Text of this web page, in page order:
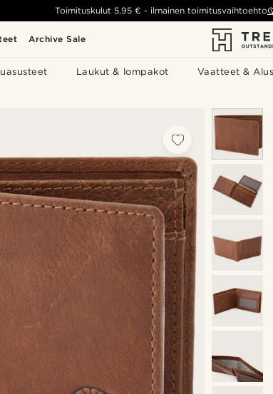
Archive Sale
Laukut & lompakot Vaatteet &
Toimituskulut 5,95 € - ilmainen toimitusvaihtoehto